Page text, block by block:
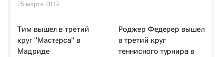
25 марта 2019
Тим вышел в третий
круг "Мастерса" в
Мадриде
Роджер Федерер вышел
в третий круг
теннисного турнира в